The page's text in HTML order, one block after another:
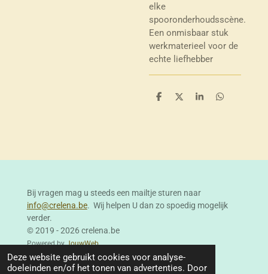
Deze website gebruikt cookies voor analyse-
doeleinden en/of het tonen van advertenties. Door
elke
spooronderhoudsscène.
Een onmisbaar stuk
werkmaterieel voor de
echte liefhebber
D
D
S
D
Bij vragen mag u steeds een mailtje sturen naar
info@crelena.be. Wij helpen U dan zo spoedig mogelijk
verder.
© 2019 - 2026 crelena.be
Powered byJouwWeb